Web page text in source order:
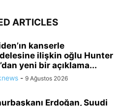
ARTICLES
kanserle
ilişkin oğlu Hunter
yeni bir açıklama...
- 9 Ağustos 2026
Erdoğan, Suudi